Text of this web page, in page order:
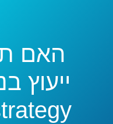
האם
?